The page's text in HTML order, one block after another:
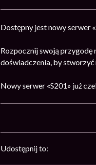
Dostępny jest nowy serwer
Rozpocznij swoją przygodę
doświadczenia, by
Nowy serwer «S201» już
Udostępnij to: